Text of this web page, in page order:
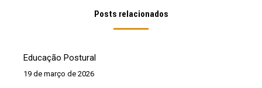
Posts relacionados
Educação Postural
19 de março de 2026